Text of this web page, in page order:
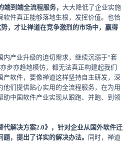
到端全流程服务， 大大降低了企业实施
软件真正能够落地生根，发挥价值。也恰
，才让禅道在竞争激烈的市场中，赢得
内产业升级的迫切需求，继续沉溺于“套
步亦趋地模仿，都无法真正构建起我们
产软件，要像禅道这样坚持自主研发，深
们提供贴心实用的全流程服务，在为用
助中国软件产业实现从跟跑、并跑、到领
代解决方案2.0》，针对企业从国外软件迁
，提出了详实的解决办法。
同时，禅道